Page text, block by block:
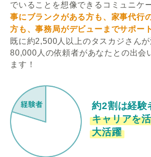
でいることを想像できるコミュニケ
事にブランクがある方も、家事代行
方も、事務局がデビューまでサポート
既に約2,500人以上のタスカジさん
80,000人の依頼者があなたとの出会
ます！
約2割は経験
キャリアを
大活躍